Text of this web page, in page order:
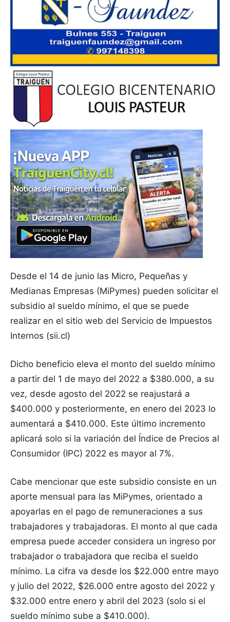
Desde el 14 de junio las Micro, Pequeñas y
Medianas Empresas (MiPymes) pueden solicitar el
subsidio al sueldo mínimo, el que se puede
realizar en el sitio web del Servicio de Impuestos
Internos (sii.cl)
Dicho beneficio eleva el monto del sueldo mínimo
a partir del 1 de mayo del 2022 a $380.000, a su
vez, desde agosto del 2022 se reajustará a
$400.000 y posteriormente, en enero del 2023 lo
aumentará a $410.000. Este último incremento
aplicará solo si la variación del Índice de Precios al
Consumidor (IPC) 2022 es mayor al 7%.
Cabe mencionar que este subsidio consiste en un
aporte mensual para las MiPymes, orientado a
apoyarlas en el pago de remuneraciones a sus
trabajadores y trabajadoras. El monto al que cada
empresa puede acceder considera un ingreso por
trabajador o trabajadora que reciba el sueldo
mínimo. La cifra va desde los $22.000 entre mayo
y julio del 2022, $26.000 entre agosto del 2022 y
$32.000 entre enero y abril del 2023 (solo si el
sueldo mínimo sube a $410.000).